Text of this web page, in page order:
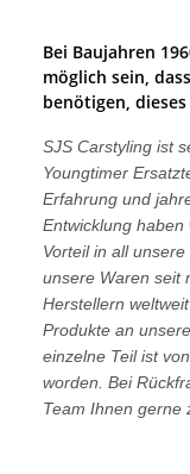
Bei Baujahren
möglich sein,
benötigen,
SJS Carstyling ist
Youngtimer
Erfahrung und
Entwicklung
Vorteil in all
unsere Waren seit
Herstellern
Produkte an
einzelne Teil ist
worden. Bei
Team Ihnen gerne